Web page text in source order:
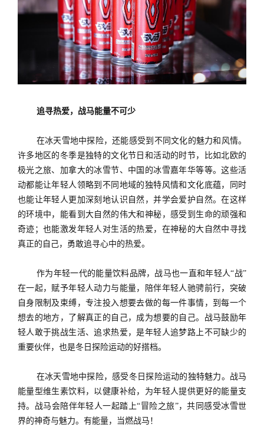
追寻热爱，战马能量不可少
在冰天雪地中探险，还能感受到不同文化的魅力和风情。
许多地区的冬季是独特的文化节日和活动的时节，比如北欧的
极光之旅、加拿大的冰雪节、中国的冰雪嘉年华等等。这些活
动都能让年轻人领略到不同地域的独特风情和文化底蕴，同时
也能让年轻人更加深刻地认识自然，并学会爱护自然。在这样
的环境中，能看到大自然的伟大和神秘，感受到生命的顽强和
奇迹；也能激发年轻人对生活的热爱，在神秘的大自然中寻找
真正的自己，勇敢追寻心中的热爱。
作为年轻一代的能量饮料品牌，战马也一直和年轻人“战”
在一起，赋予年轻人动力与能量，陪伴年轻人驰骋前行，突破
自身限制及束缚，专注投入想要去做的每一件事情，到每一个
想去的地方，了解真正的自己，成为想要的自己。战马鼓励年
轻人敢于挑战生活、追求热爱，是年轻人追梦路上不可缺少的
重要伙伴，也是冬日探险运动的好搭档。
在冰天雪地中探险，感受冬日探险运动的独特魅力。战马
能量型维生素饮料，以健康补给，为年轻人提供更好的能量支
持。战马会陪伴年轻人一起踏上“冒险之旅”，共同感受冰雪世
界的神奇与魅力。有能量，当燃战马！